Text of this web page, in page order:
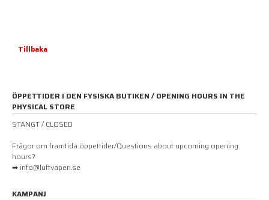
Tillbaka
ÖPPETTIDER I DEN FYSISKA BUTIKEN / OPENING HOURS IN THE
PHYSICAL STORE
STÄNGT / CLOSED
Frågor om framtida öppettider/Questions about upcoming opening
hours?
➡ info@luftvapen.se
KAMPANJ